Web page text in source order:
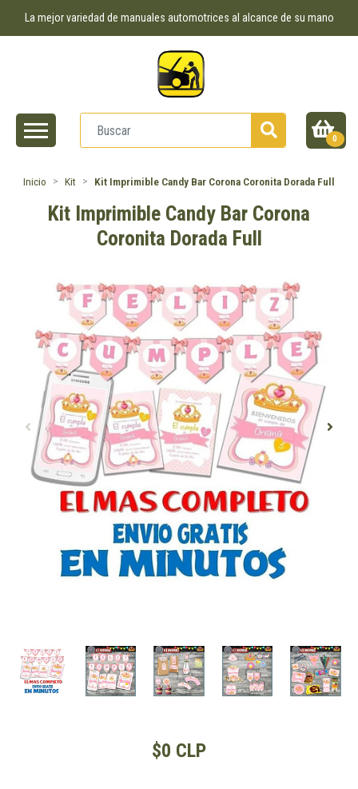
La mejor variedad de manuales automotrices al alcance de su mano
0
Inicio Kit Kit Imprimible Candy Bar Corona Coronita Dorada Full
Kit Imprimible Candy Bar Corona
Coronita Dorada Full
$0 CLP